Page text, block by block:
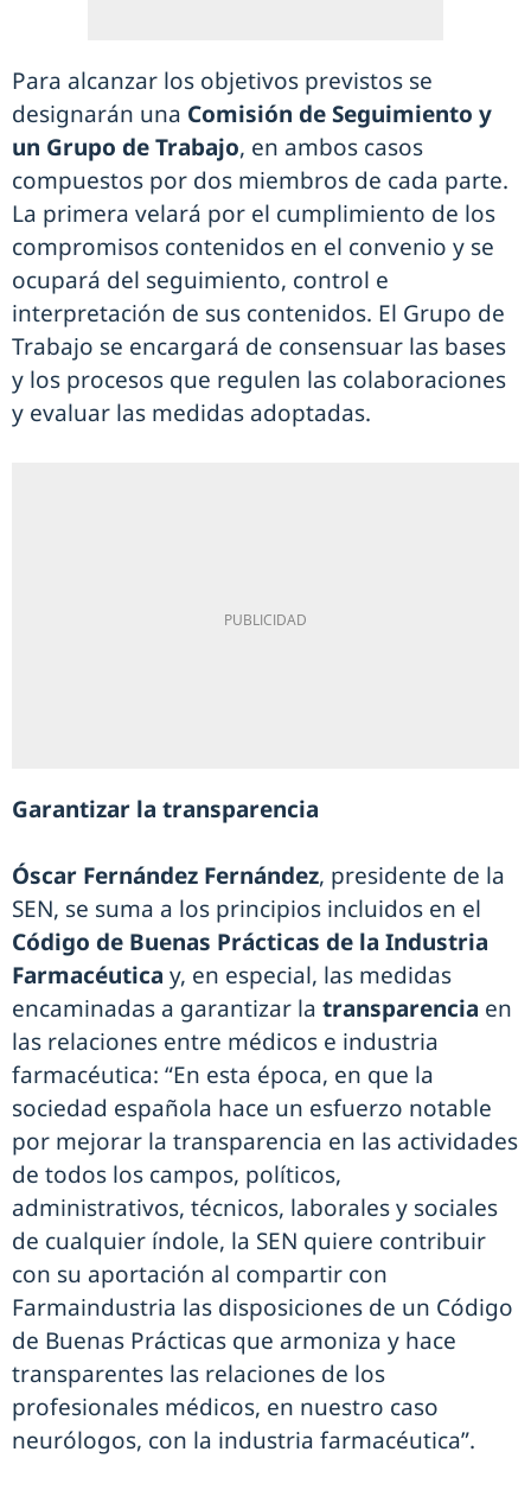
Para alcanzar los objetivos previstos se
designarán una Comisión de Seguimiento y
un Grupo de Trabajo, en ambos casos
compuestos por dos miembros de cada parte.
La primera velará por el cumplimiento de los
compromisos contenidos en el convenio y se
ocupará del seguimiento, control e
interpretación de sus contenidos. El Grupo de
Trabajo se encargará de consensuar las bases
y los procesos que regulen las colaboraciones
y evaluar las medidas adoptadas.
Garantizar la transparencia
Óscar Fernández Fernández, presidente de la
SEN, se suma a los principios incluidos en el
Código de Buenas Prácticas de la Industria
Farmacéutica y, en especial, las medidas
encaminadas a garantizar la transparencia en
las relaciones entre médicos e industria
farmacéutica: “En esta época, en que la
sociedad española hace un esfuerzo notable
por mejorar la transparencia en las actividades
de todos los campos, políticos,
administrativos, técnicos, laborales y sociales
de cualquier índole, la SEN quiere contribuir
con su aportación al compartir con
Farmaindustria las disposiciones de un Código
de Buenas Prácticas que armoniza y hace
transparentes las relaciones de los
profesionales médicos, en nuestro caso
neurólogos, con la industria farmacéutica”.